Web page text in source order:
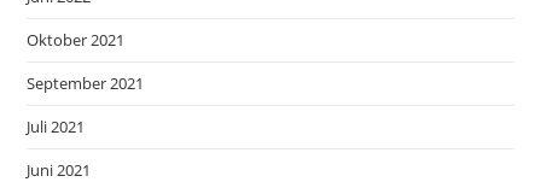
Oktober 2021
September 2021
Juli 2021
Juni 2021